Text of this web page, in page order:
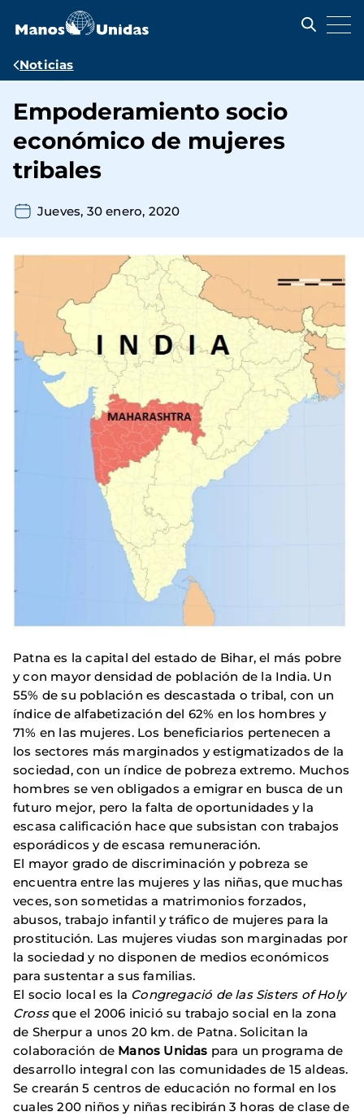
contenido
Ruta
navegación
Noticias
Empoderamiento socio
económico de mujeres
tribales
Jueves, 30 enero, 2020
Patna es la capital del estado de Bihar, el más pobre
y con mayor densidad de población de la India. Un
55% de su población es descastada o tribal, con un
índice de alfabetización del 62% en los hombres y
71% en las mujeres. Los beneficiarios pertenecen a
los sectores más marginados y estigmatizados de la
sociedad, con un índice de pobreza extremo. Muchos
hombres se ven obligados a emigrar en busca de un
futuro mejor, pero la falta de oportunidades y la
escasa calificación hace que subsistan con trabajos
esporádicos y de escasa remuneración.
El mayor grado de discriminación y pobreza se
encuentra entre las mujeres y las niñas, que muchas
veces, son sometidas a matrimonios forzados,
abusos, trabajo infantil y tráfico de mujeres para la
prostitución. Las mujeres viudas son marginadas por
la sociedad y no disponen de medios económicos
para sustentar a sus familias.
El socio local es la Congregació de las Sisters of Holy
Crossque el 2006 inició su trabajo social en la zona
de Sherpur a unos 20 km. de Patna. Solicitan la
colaboración de Manos Unidas para un programa de
desarrollo integral con las comunidades de 15 aldeas.
Se crearán 5 centros de educación no formal en los
cuales 200 niños y niñas recibirán 3 horas de clase de